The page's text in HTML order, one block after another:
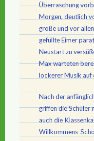
Überraschung
Morgen, deutlich
große und vor
gefüllte Eimer
Neustart zu
Max warteten
lockerer Musik auf
Nach der
griffen die Schüler
auch die
Willkommens-